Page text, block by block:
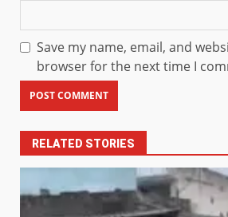
Save my name, email, and
browser for the next time I
RELATED STORIES